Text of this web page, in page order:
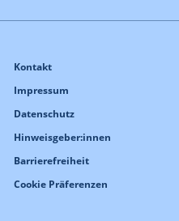
Kontakt
Impressum
Datenschutz
Hinweisgeber:innen
Barrierefreiheit
Cookie Präferenzen